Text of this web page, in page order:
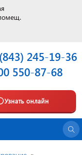
245-19-36
550-87-68
Узнать онлайн